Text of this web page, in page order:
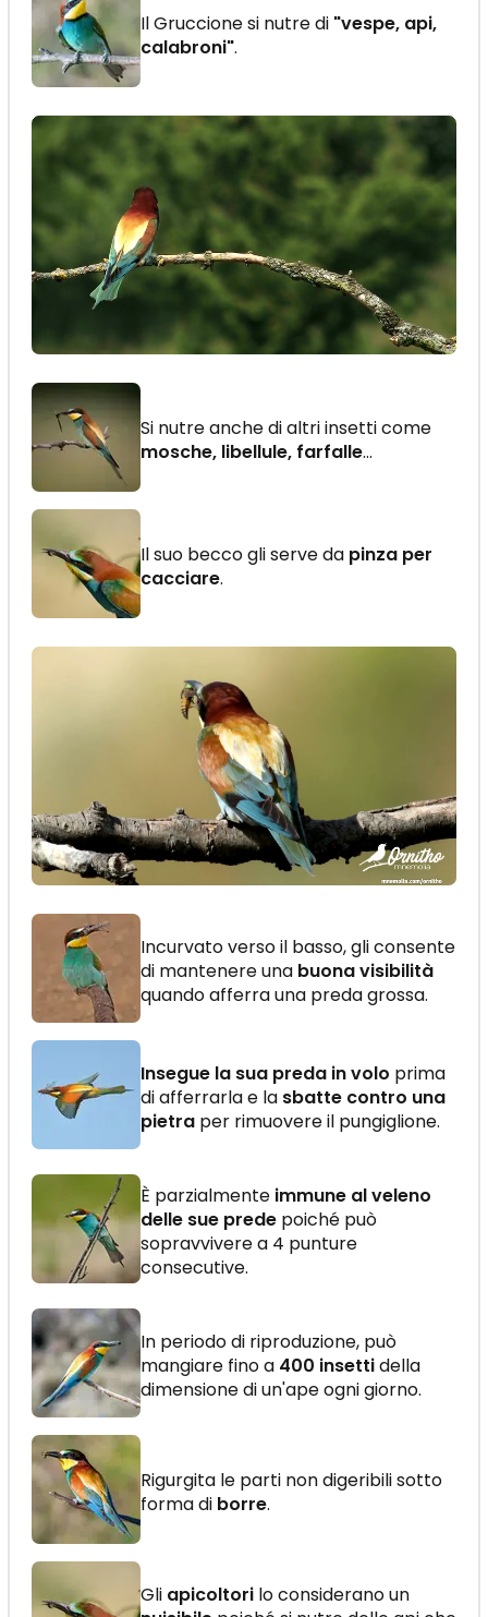
Il Gruccione si nutre di "vespe, api,
calabroni".
Si nutre anche di altri insetti come
mosche, libellule, farfalle...
Il suo becco gli serve da pinza per
cacciare.
Incurvato verso il basso, gli consente
di mantenere una buona visibilità
quando afferra una preda grossa.
Insegue la sua preda in volo prima
di afferrarla e la sbatte contro una
pietra per rimuovere il pungiglione.
È parzialmente immune al veleno
delle sue prede poiché può
sopravvivere a 4 punture
consecutive.
In periodo di riproduzione, può
mangiare fino a 400 insettidella
dimensione di un'ape ogni giorno.
Rigurgita le parti non digeribili sotto
forma di borre.
Gli apicoltori lo considerano un